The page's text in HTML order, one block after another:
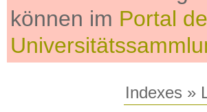
können im Portal
Indexes »